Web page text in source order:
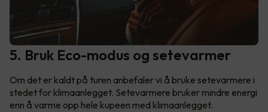
5. Bruk Eco-modus og setevarmer
Om det er kaldt på turen anbefaler vi å bruke setevarmere i
stedet for klimaanlegget. Setevarmere bruker mindre energi
enn å varme opp hele kupeen med klimaanlegget.